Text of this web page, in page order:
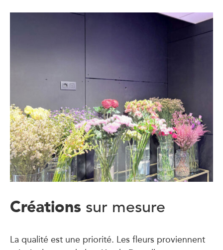
Créations sur mesure
La qualité est une priorité. Les fleurs proviennent